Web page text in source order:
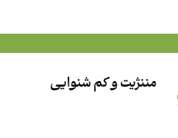
مننژیت و كم شنوايي